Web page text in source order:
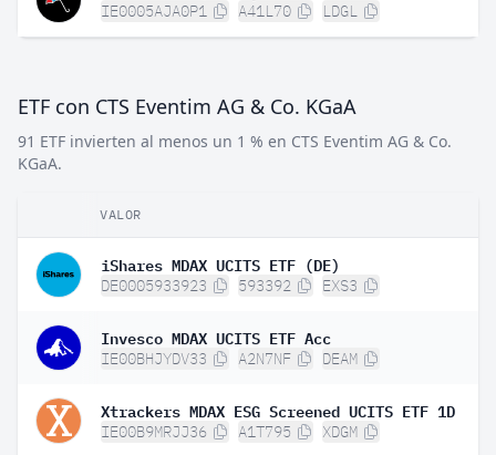
IE0005AJA0P1 A41L70 LDGL
ETF con CTS Eventim AG & Co. KGaA
91 ETF invierten al menos un 1 % en CTS Eventim AG & Co.
KGaA.
VALOR
iShares MDAX UCITS ETF (DE)
DE0005933923 593392 EXS3
Invesco MDAX UCITS ETF Acc
IE00BHJYDV33 A2N7NF DEAM
Xtrackers MDAX ESG Screened UCITS ETF 1D
IE00B9MRJJ36 A1T795 XDGM